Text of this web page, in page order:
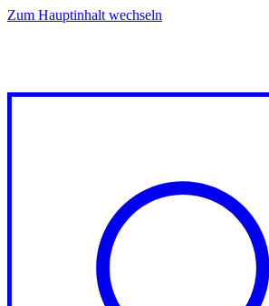
Zum Hauptinhalt wechseln